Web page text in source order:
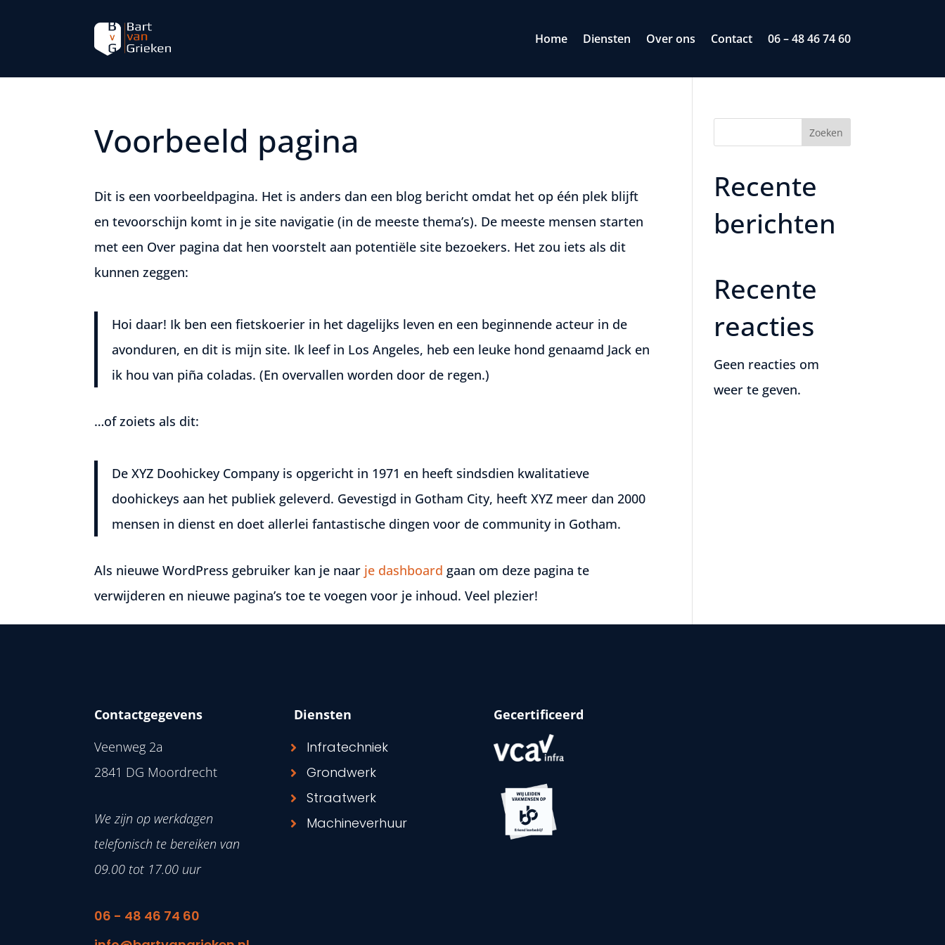
Home Diensten Over ons Contact 06 – 48 46 74 60
Voorbeeld pagina
Dit is een voorbeeldpagina. Het is anders dan een blog bericht omdat het op één plek blijft
en tevoorschijn komt in je site navigatie (in de meeste thema’s). De meeste mensen starten
met een Over pagina dat hen voorstelt aan potentiële site bezoekers. Het zou iets als dit
kunnen zeggen:
Hoi daar! Ik ben een fietskoerier in het dagelijks leven en een beginnende acteur in de
avonduren, en dit is mijn site. Ik leef in Los Angeles, heb een leuke hond genaamd Jack en
ik hou van piña coladas. (En overvallen worden door de regen.)
…of zoiets als dit:
De XYZ Doohickey Company is opgericht in 1971 en heeft sindsdien kwalitatieve
doohickeys aan het publiek geleverd. Gevestigd in Gotham City, heeft XYZ meer dan 2000
mensen in dienst en doet allerlei fantastische dingen voor de community in Gotham.
Als nieuwe WordPress gebruiker kan je naar je dashboard gaan om deze pagina te
verwijderen en nieuwe pagina’s toe te voegen voor je inhoud. Veel plezier!
Zoeken
Recente
berichten
Recente
reacties
Geen reacties om
weer te geven.
Contactgegevens
Veenweg 2a
2841 DG Moordrecht
We zijn op werkdagen
telefonisch te bereiken van
09.00 tot 17.00 uur
06 - 48 46 74 60
Diensten
Infratechniek
Grondwerk
Straatwerk
Machineverhuur
Gecertificeerd